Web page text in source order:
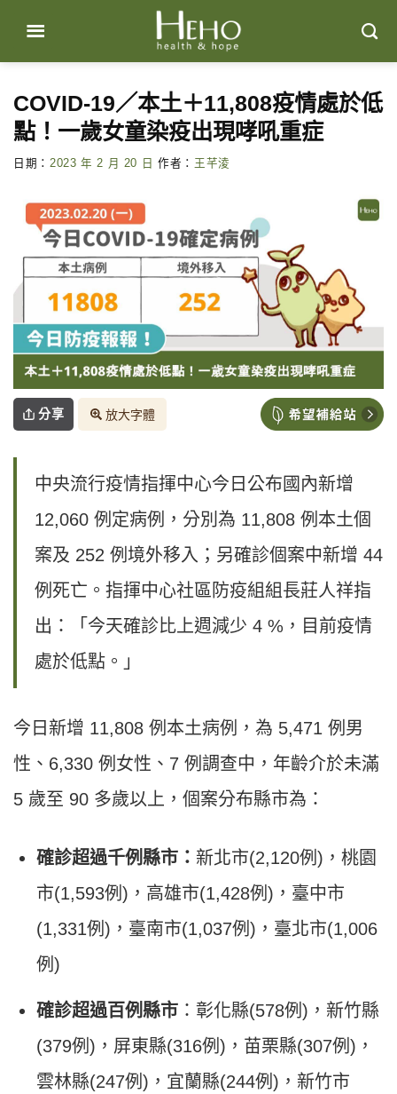
content
COVID-19／本土＋11,808疫情處於低
點！一歲女童染疫出現哮吼重症
日期： 2023 年 2 月 20 日 作者： 王芊淩
分享 放大字體
中央流行疫情指揮中心今日公布國內新增
12,060 例定病例，分別為 11,808 例本土個
案及 252 例境外移入；另確診個案中新增 44
例死亡。指揮中心社區防疫組組長莊人祥指
出：「今天確診比上週減少 4 %，目前疫情
處於低點。」
今日新增 11,808 例本土病例，為 5,471 例男
性、6,330 例女性、7 例調查中，年齡介於未滿
5 歲至 90 多歲以上，個案分布縣市為：
確診超過千例縣市： 新北市(2,120例)，桃園
市(1,593例)，高雄市(1,428例)，臺中市
(1,331例)，臺南市(1,037例)，臺北市(1,006
例)
確診超過百例縣市 ：彰化縣(578例)，新竹縣
(379例)，屏東縣(316例)，苗栗縣(307例)，
雲林縣(247例)，宜蘭縣(244例)，新竹市